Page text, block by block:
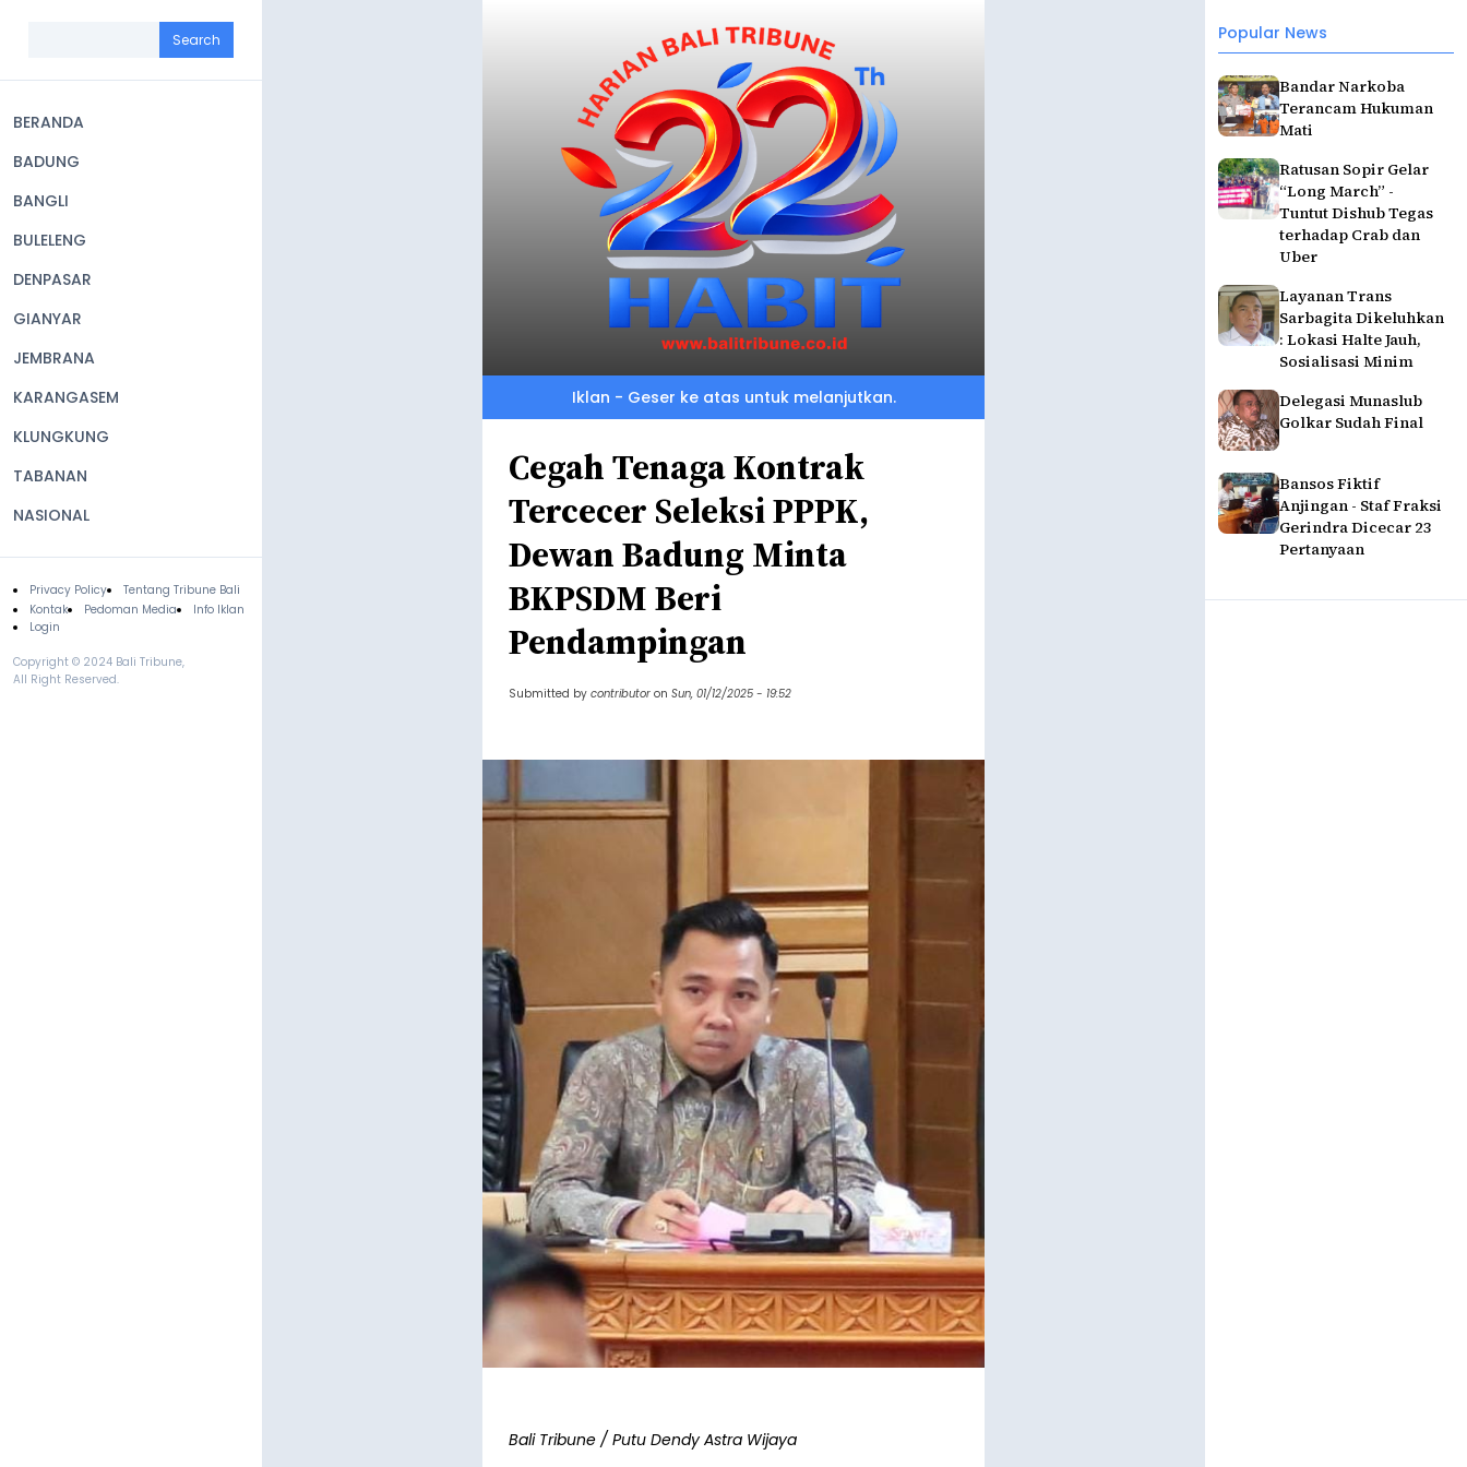
navigation
BERANDA
BADUNG
BANGLI
BULELENG
DENPASAR
GIANYAR
JEMBRANA
KARANGASEM
KLUNGKUNG
TABANAN
NASIONAL
Footer
Privacy Policy
Tentang Tribune Bali
Kontak
Pedoman Media
Info Iklan
Login
Copyright © 2024 Bali Tribune,
All Right Reserved.
Popular News
Bandar Narkoba
Terancam Hukuman
Mati
Ratusan Sopir Gelar
“Long March” -
Tuntut Dishub Tegas
terhadap Crab dan
Uber
Layanan Trans
Sarbagita Dikeluhkan
: Lokasi Halte Jauh,
Sosialisasi Minim
Delegasi Munaslub
Golkar Sudah Final
Bansos Fiktif
Anjingan - Staf Fraksi
Gerindra Dicecar 23
Pertanyaan
Iklan - Geser ke atas untuk melanjutkan.
Cegah Tenaga Kontrak
Tercecer Seleksi PPPK,
Dewan Badung Minta
BKPSDM Beri
Pendampingan
Submitted by contributor on Sun, 01/12/2025 - 19:52
Bali Tribune / Putu Dendy Astra Wijaya